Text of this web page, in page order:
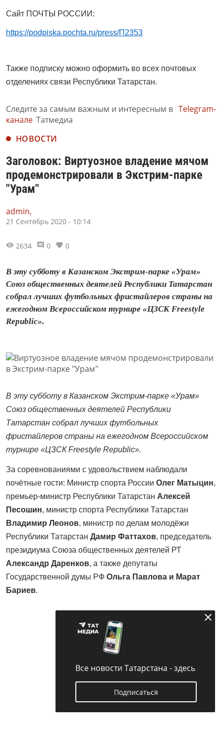
Сайт ПОЧТЫ РОССИИ:
https://podpiska.pochta.ru/press/П2353
Также подписку можно оформить во всех почтовых
отделениях связи Республики Татарстан.
Следите за самым важным и интересным в Telegram-
канале Татмедиа
НОВОСТИ
Заголовок: Виртуозное владение мячом
продемонстрировали в Экстрим-парке
"Урам"
admin,
21 Сентябрь 2020 - 10:14
2634 0 0
В эту субботу в Казанском Экстрим-парке «Урам»
Союз общественных деятелей Республики Татарстан
собрал лучших футбольных фристайлеров страны на
ежегодном Всероссийском турнире «ЦЗСК Freestyle
Republic».
В эту субботу в Казанском Экстрим-парке «Урам»
Союз общественных деятелей Республики
Татарстан собрал лучших футбольных
фристайлеров страны на ежегодном Всероссийском
турнире «ЦЗСК Freestyle Republic».
За соревнованиями с удовольствием наблюдали
почётные гости: Министр спорта России Олег Матыцин,
премьер-министр Республики Татарстан Алексей
Песошин, министр спорта Республики Татарстан
Владимир Леонов, министр по делам молодёжи
Республики Татарстан Дамир Фаттахов, председатель
президиума Союза общественных деятелей РТ
Александр Даренков, а также депутаты
Государственной думы РФ Ольга Павлова и Марат
Бариев.
Все новости Татарстана - здесь
Подписаться